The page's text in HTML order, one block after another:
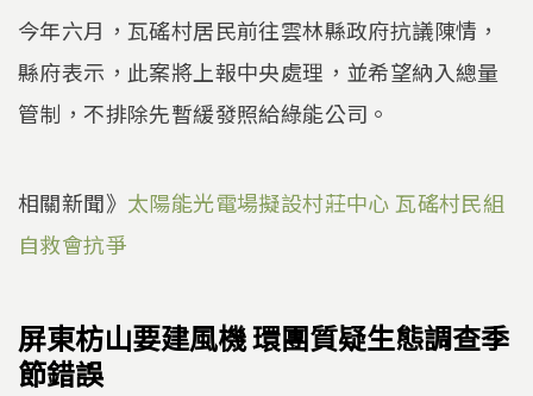
今年六月，瓦磘村居民前往雲林縣政府抗議陳情，
縣府表示，此案將上報中央處理，並希望納入總量
管制，不排除先暫緩發照給綠能公司。
相關新聞》 太陽能光電場擬設村莊中心 瓦磘村民組
自救會抗爭
屏東枋山要建風機 環團質疑生態調查季
節錯誤